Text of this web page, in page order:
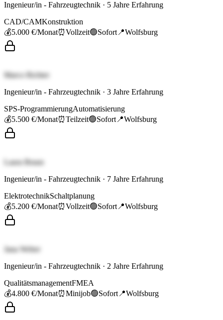
Ingenieur/in - Fahrzeugtechnik · 5 Jahre Erfahrung
CAD/CAMKonstruktion
💰5.000 €/Monat⏰Vollzeit🟢Sofort 📍Wolfsburg
Marco Richter
Ingenieur/in - Fahrzeugtechnik · 3 Jahre Erfahrung
SPS-ProgrammierungAutomatisierung
💰5.500 €/Monat⏰Teilzeit🟢Sofort 📍Wolfsburg
Laura Braun
Ingenieur/in - Fahrzeugtechnik · 7 Jahre Erfahrung
ElektrotechnikSchaltplanung
💰5.200 €/Monat⏰Vollzeit🟢Sofort 📍Wolfsburg
Jana Weber
Ingenieur/in - Fahrzeugtechnik · 2 Jahre Erfahrung
QualitätsmanagementFMEA
💰4.800 €/Monat⏰Minijob🟢Sofort 📍Wolfsburg